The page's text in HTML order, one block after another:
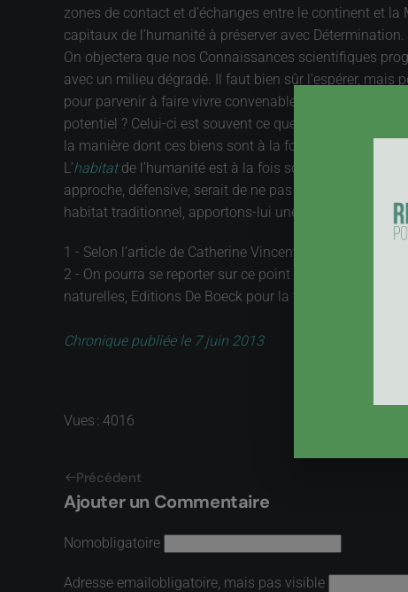
zones de contact et d’échanges entre le continent et
capitaux de l’humanité à préserver avec Détermination.
On objectera que nos Connaissances scientifiques
avec un milieu dégradé. Il faut bien sûr l’espérer,
pour parvenir à faire vivre convenablement 9 Milliards
potentiel ? Celui-ci est souvent ce que l’on appelle un «
la manière dont ces biens sont à la fois protégés et
L’habitat de l’humanité est à la fois son milieu de vie
approche, défensive, serait de ne pas le dégrader. Le
habitat traditionnel, apportons-lui une nouvelle vigueur.
1 - Selon l’article de Catherine Vincent publié dans
2 - On pourra se reporter sur ce point à l’ouvrage
naturelles, Editions De Boeck pour la traduction
Chronique publiée le 7 juin 2013
Vues : 4016
Précédent
Ajouter un Commentaire
Nomobligatoire
Adresse emailobligatoire, mais pas visible